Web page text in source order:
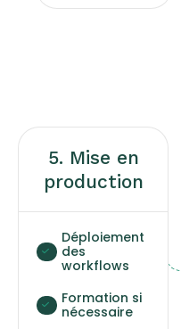
5. Mise en
production
Déploiement
des
workflows
Formation si
nécessaire